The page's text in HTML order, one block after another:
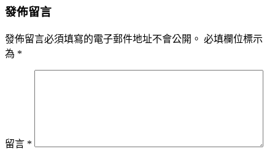
發佈留言
發佈留言必須填寫的電子郵件地址不會公開。 必填欄位標示
為 *
留言 *